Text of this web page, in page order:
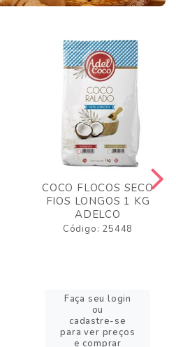
COCO FLOCOS SECO
FIOS LONGOS 1 KG
ADELCO
Código: 25448
Faça seu login
ou
cadastre-se
para ver preços
e comprar